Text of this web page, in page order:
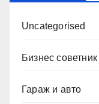
Uncategorised
Бизнес советник
Гараж и авто